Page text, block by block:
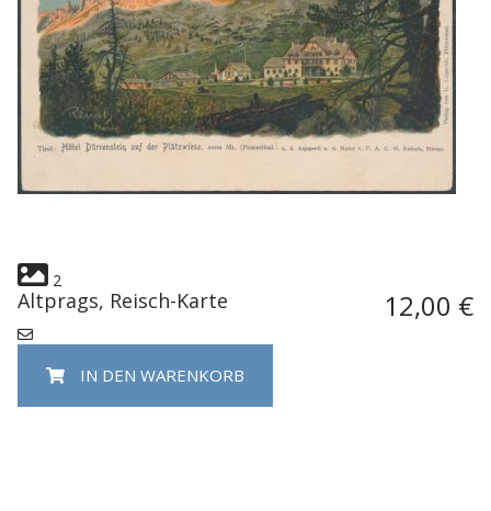
2
Altprags, Reisch-Karte 12,00 €
IN DEN WARENKORB